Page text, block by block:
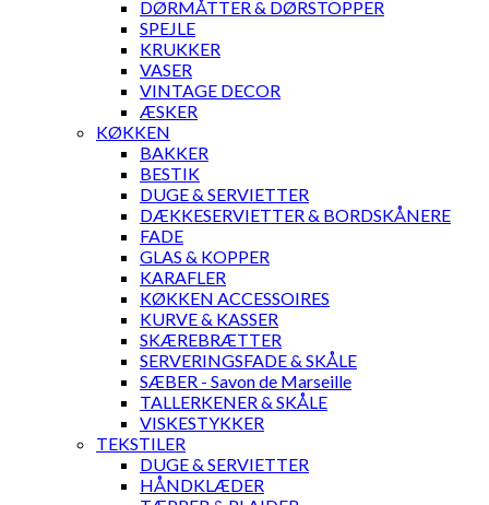
DØRMÅTTER & DØRSTOPPER
SPEJLE
KRUKKER
VASER
VINTAGE DECOR
ÆSKER
KØKKEN
BAKKER
BESTIK
DUGE & SERVIETTER
DÆKKESERVIETTER & BORDSKÅNERE
FADE
GLAS & KOPPER
KARAFLER
KØKKEN ACCESSOIRES
KURVE & KASSER
SKÆREBRÆTTER
SERVERINGSFADE & SKÅLE
SÆBER - Savon de Marseille
TALLERKENER & SKÅLE
VISKESTYKKER
TEKSTILER
DUGE & SERVIETTER
HÅNDKLÆDER